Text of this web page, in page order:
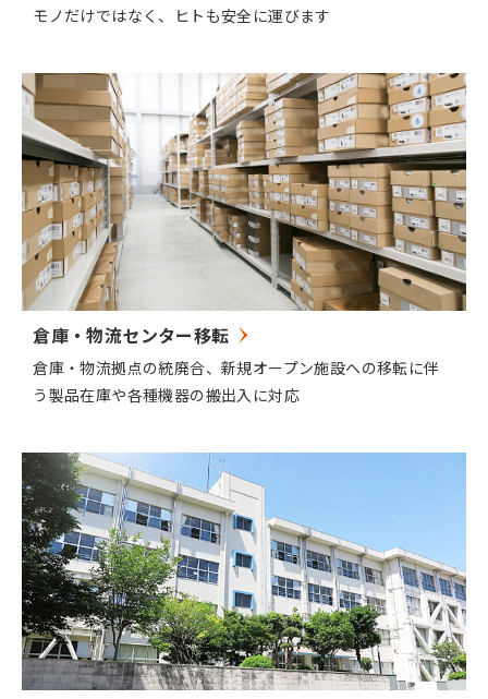
モノだけではなく、ヒトも安全に運びます
倉庫・物流センター移転
倉庫・物流拠点の統廃合、新規オープン施設への移転に伴
う製品在庫や各種機器の搬出入に対応